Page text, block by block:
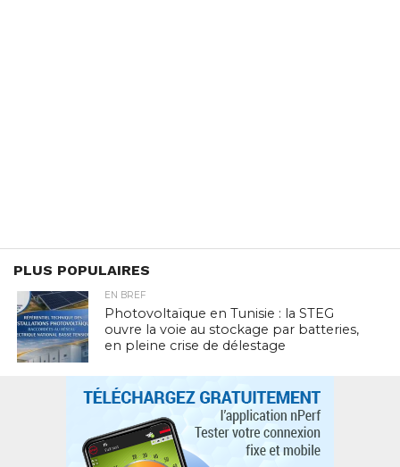
PLUS POPULAIRES
EN BREF
Photovoltaïque en Tunisie : la STEG
ouvre la voie au stockage par batteries,
en pleine crise de délestage